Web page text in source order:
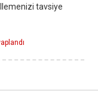
tavsiye